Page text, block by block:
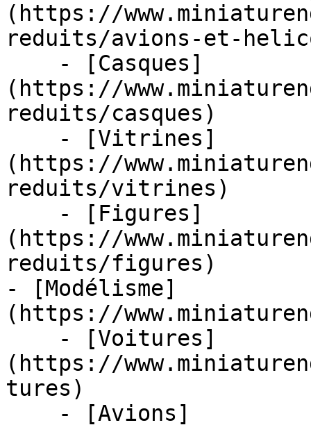
(https://
reduits/avions-et-
(https://
reduits/casques)
(https://
reduits/vitrines)
(https://
reduits/figures)
- [Modélisme]
(https://
(https://
tures)